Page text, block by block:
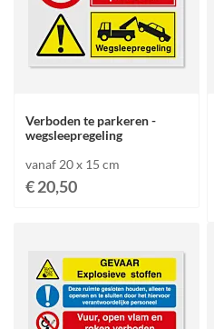
Verboden te parkeren -
wegsleepregeling
vanaf 20 x 15 cm
€ 20,50